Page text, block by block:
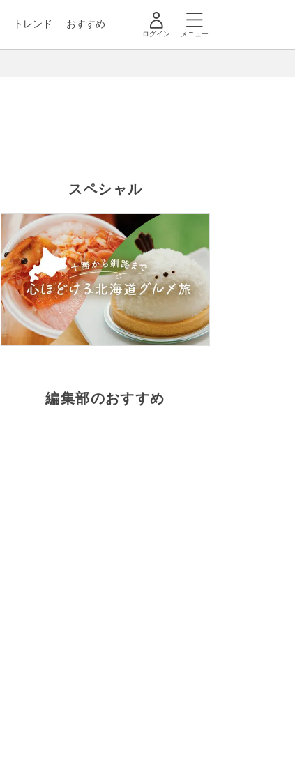
トレンド おすすめ
ログイン メニュー
スペシャル
編集部のおすすめ